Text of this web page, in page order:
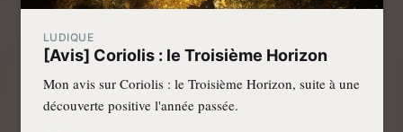
LUDIQUE
[Avis] Coriolis : le Troisième Horizon
Mon avis sur Coriolis : le Troisième Horizon, suite à une
découverte positive l'année passée.